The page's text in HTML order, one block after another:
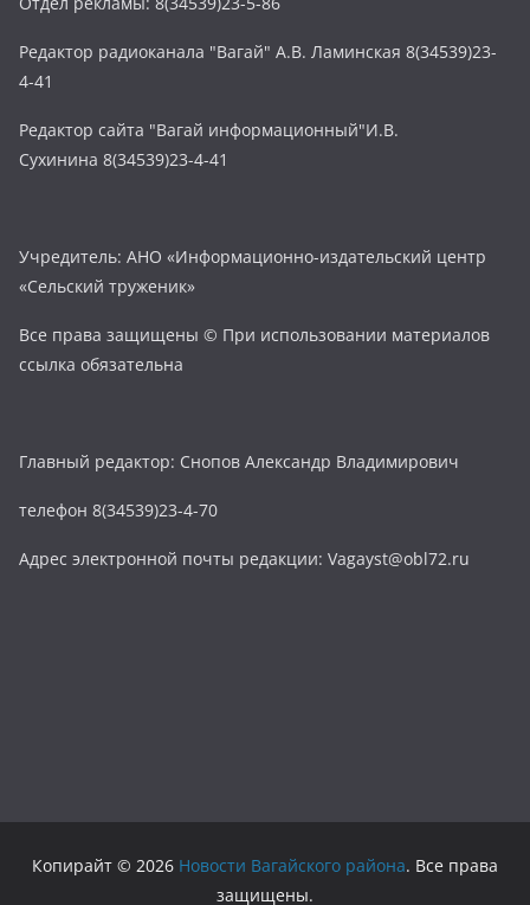
Редактор радиоканала "Вагай" А.В. Ламинская 8(34539)23-
4-41
Редактор сайта "Вагай информационный"И.В.
Сухинина 8(34539)23-4-41
Учредитель: АНО «Информационно-издательский центр
«Сельский труженик»
Все права защищены © При использовании материалов
ссылка обязательна
Главный редактор: Снопов Александр Владимирович
телефон 8(34539)23-4-70
Адрес электронной почты редакции: Vagayst@obl72.ru
Копирайт © 2026 Новости Вагайского района. Все права
защищены.